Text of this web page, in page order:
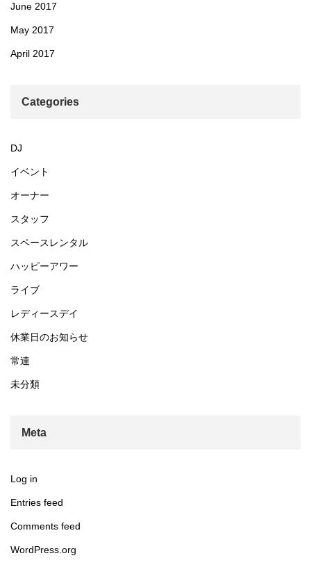
June 2017
May 2017
April 2017
Categories
DJ
イベント
オーナー
スタッフ
スペースレンタル
ハッピーアワー
ライブ
レディースデイ
休業日のお知らせ
常連
未分類
Meta
Log in
Entries feed
Comments feed
WordPress.org